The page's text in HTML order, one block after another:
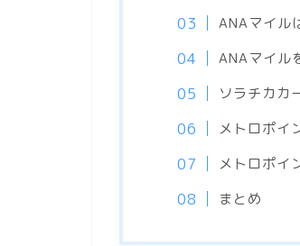
ANAマイル
ANAマイル
ソラチカカ
メトロポイ
メトロポイ
まとめ